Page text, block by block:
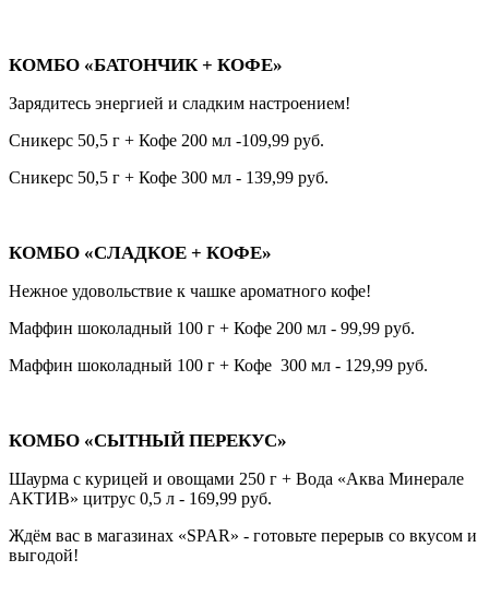
КОМБО «БАТОНЧИК + КОФЕ»
Зарядитесь энергией и сладким настроением!
Сникерс 50,5 г + Кофе 200 мл -109,99 руб.
Сникерс 50,5 г + Кофе 300 мл - 139,99 руб.
КОМБО «СЛАДКОЕ + КОФЕ»
Нежное удовольствие к чашке ароматного кофе!
Маффин шоколадный 100 г + Кофе 200 мл - 99,99 руб.
Маффин шоколадный 100 г + Кофе 300 мл - 129,99 руб.
КОМБО «СЫТНЫЙ ПЕРЕКУС»
Шаурма с курицей и овощами 250 г + Вода «Аква Минерале
АКТИВ» цитрус 0,5 л - 169,99 руб.
Ждём вас в магазинах «SPAR» - готовьте перерыв со вкусом и
выгодой!